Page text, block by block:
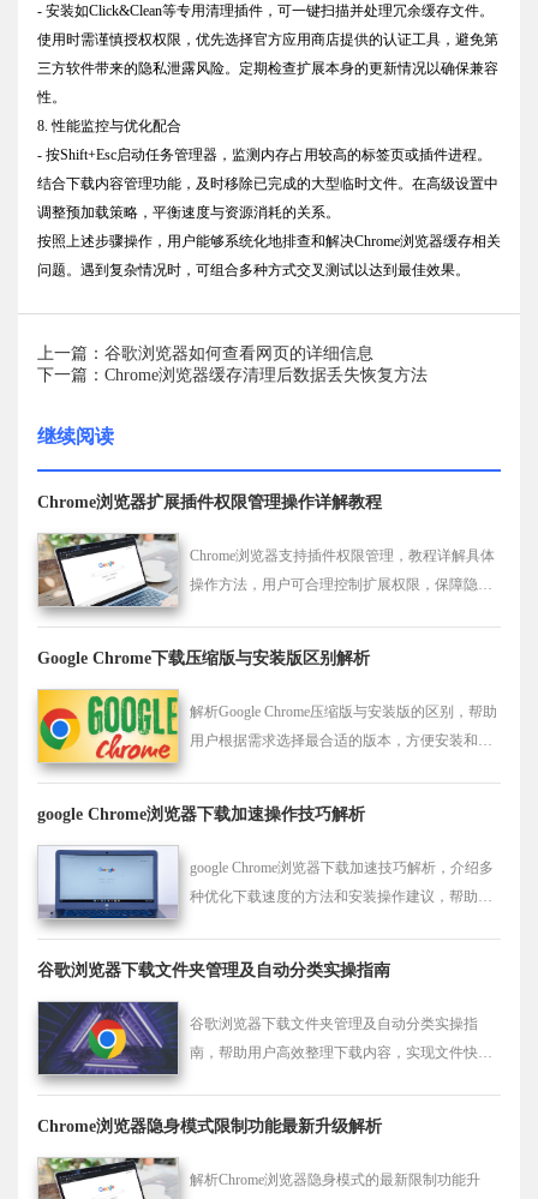
- 安装如Click&Clean等专用清理插件，可一键扫描并处理冗余缓存文件。
使用时需谨慎授权权限，优先选择官方应用商店提供的认证工具，避免第
三方软件带来的隐私泄露风险。定期检查扩展本身的更新情况以确保兼容
性。
8. 性能监控与优化配合
- 按Shift+Esc启动任务管理器，监测内存占用较高的标签页或插件进程。
结合下载内容管理功能，及时移除已完成的大型临时文件。在高级设置中
调整预加载策略，平衡速度与资源消耗的关系。
按照上述步骤操作，用户能够系统化地排查和解决Chrome浏览器缓存相关
问题。遇到复杂情况时，可组合多种方式交叉测试以达到最佳效果。
上一篇：谷歌浏览器如何查看网页的详细信息
下一篇：Chrome浏览器缓存清理后数据丢失恢复方法
继续阅读
Chrome浏览器扩展插件权限管理操作详解教程
Chrome浏览器支持插件权限管理，教程详解具体
操作方法，用户可合理控制扩展权限，保障隐私
Google Chrome下载压缩版与安装版区别解析
解析Google Chrome压缩版与安装版的区别，帮助
用户根据需求选择最合适的版本，方便安装和使
google Chrome浏览器下载加速操作技巧解析
google Chrome浏览器下载加速技巧解析，介绍多
种优化下载速度的方法和安装操作建议，帮助用
谷歌浏览器下载文件夹管理及自动分类实操指南
谷歌浏览器下载文件夹管理及自动分类实操指
南，帮助用户高效整理下载内容，实现文件快速
Chrome浏览器隐身模式限制功能最新升级解析
解析Chrome浏览器隐身模式的最新限制功能升